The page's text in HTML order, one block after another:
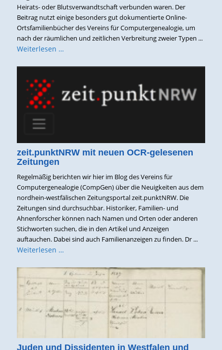
Heirats- oder Blutsverwandtschaft verbunden waren. Der
Beitrag nutzt einige besonders gut dokumentierte Online-
Ortsfamilienbücher des Vereins für Computergenealogie, um
nach der räumlichen und zeitlichen Verbreitung zweier Typen ...
Weiterlesen …
zeit.punktNRW mit neuen OCR-gelesenen
Zeitungen
Regelmäßig berichten wir hier im Blog des Vereins für
Computergenealogie (CompGen) über die Neuigkeiten aus dem
nordhein-westfälischen Zeitungsportal zeit.punktNRW. Die
Zeitungen sind durchsuchbar. Historiker, Familien- und
Ahnenforscher können nach Namen und Orten oder anderen
Stichworten suchen, die in den Artikel und Anzeigen
auftauchen. Dabei sind auch Familienanzeigen zu finden. Dr ...
Weiterlesen …
Juden und Dissidenten in Westfalen und